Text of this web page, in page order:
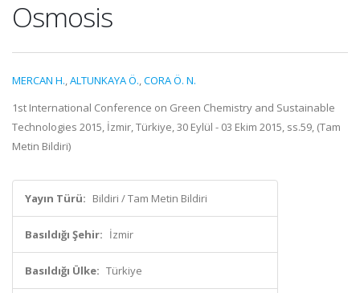
Osmosis
MERCAN H.,ALTUNKAYA Ö.,CORA Ö. N.
1st International Conference on Green Chemistry and Sustainable
Technologies 2015, İzmir, Türkiye, 30 Eylül - 03 Ekim 2015, ss.59, (Tam
Metin Bildiri)
Yayın Türü: Bildiri / Tam Metin Bildiri
Basıldığı Şehir: İzmir
Basıldığı Ülke: Türkiye